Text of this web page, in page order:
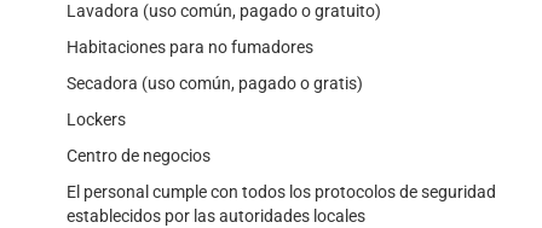
Lavadora (uso común, pagado o gratuito)
Habitaciones para no fumadores
Secadora (uso común, pagado o gratis)
Lockers
Centro de negocios
El personal cumple con todos los protocolos de seguridad
establecidos por las autoridades locales